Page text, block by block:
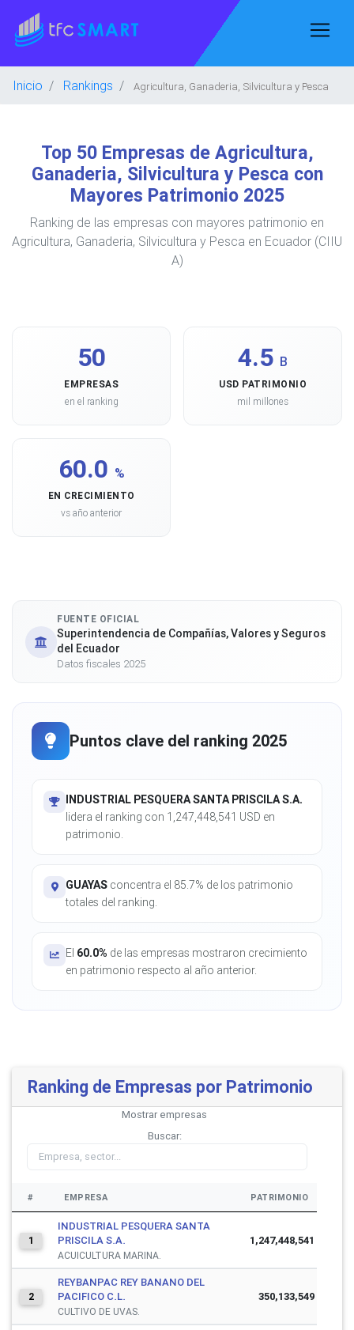
Inicio Rankings Agricultura, Ganaderia, Silvicultura y Pesca
Top 50 Empresas de Agricultura,
Ganaderia, Silvicultura y Pesca con
Mayores Patrimonio 2025
Ranking de las empresas con mayores patrimonio en
Agricultura, Ganaderia, Silvicultura y Pesca en Ecuador (CIIU
A)
50
EMPRESAS
en el ranking
4.5 B
USD PATRIMONIO
mil millones
60.0 %
EN CRECIMIENTO
vs año anterior
FUENTE OFICIAL
Superintendencia de Compañías, Valores y Seguros
del Ecuador
Datos fiscales 2025
Puntos clave del ranking 2025
INDUSTRIAL PESQUERA SANTA PRISCILA S.A.
lidera el ranking con 1,247,448,541 USD en
patrimonio.
GUAYAS concentra el 85.7% de los patrimonio
totales del ranking.
El 60.0% de las empresas mostraron crecimiento
en patrimonio respecto al año anterior.
Ranking de Empresas por Patrimonio
Mostrar empresas
Buscar:
# EMPRESA PATRIMONIO
1
INDUSTRIAL PESQUERA SANTA
PRISCILA S.A.
ACUICULTURA MARINA.
1,247,448,541
2
REYBANPAC REY BANANO DEL
PACIFICO C.L.
CULTIVO DE UVAS.
350,133,549